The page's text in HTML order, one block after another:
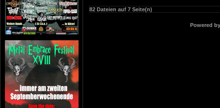
82 Dateien auf 7 Seite(n)
Powered